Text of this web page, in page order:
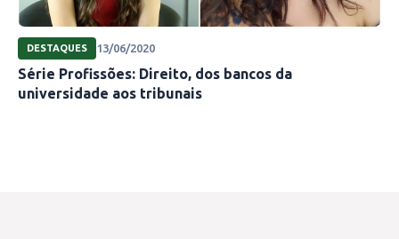
DESTAQUES 13/06/2020
Série Profissões: Direito, dos bancos da
universidade aos tribunais